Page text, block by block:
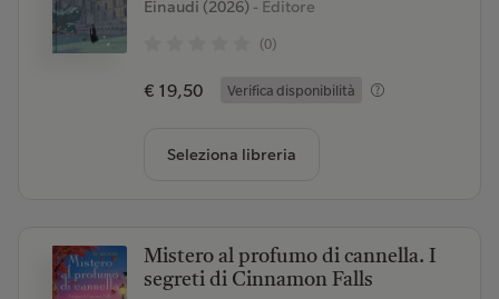
Einaudi (2026)- Editore
(0)
€ 19,50 Verifica disponibilità
Seleziona libreria
Mistero al profumo di cannella. I
segreti di Cinnamon Falls